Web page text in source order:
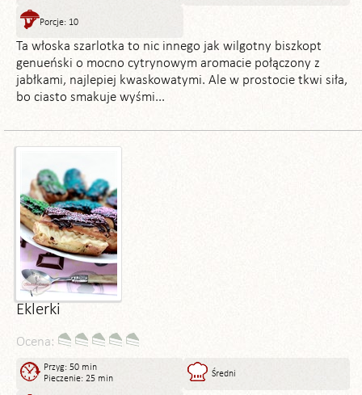
Porcje: 10
Ta włoska szarlotka to nic innego jak wilgotny biszkopt
genueński o mocno cytrynowym aromacie połączony z
jabłkami, najlepiej kwaskowatymi. Ale w prostocie tkwi siła,
bo ciasto smakuje wyśmi...
Eklerki
Ocena:
Przyg: 50 min
Pieczenie: 25 min
Średni